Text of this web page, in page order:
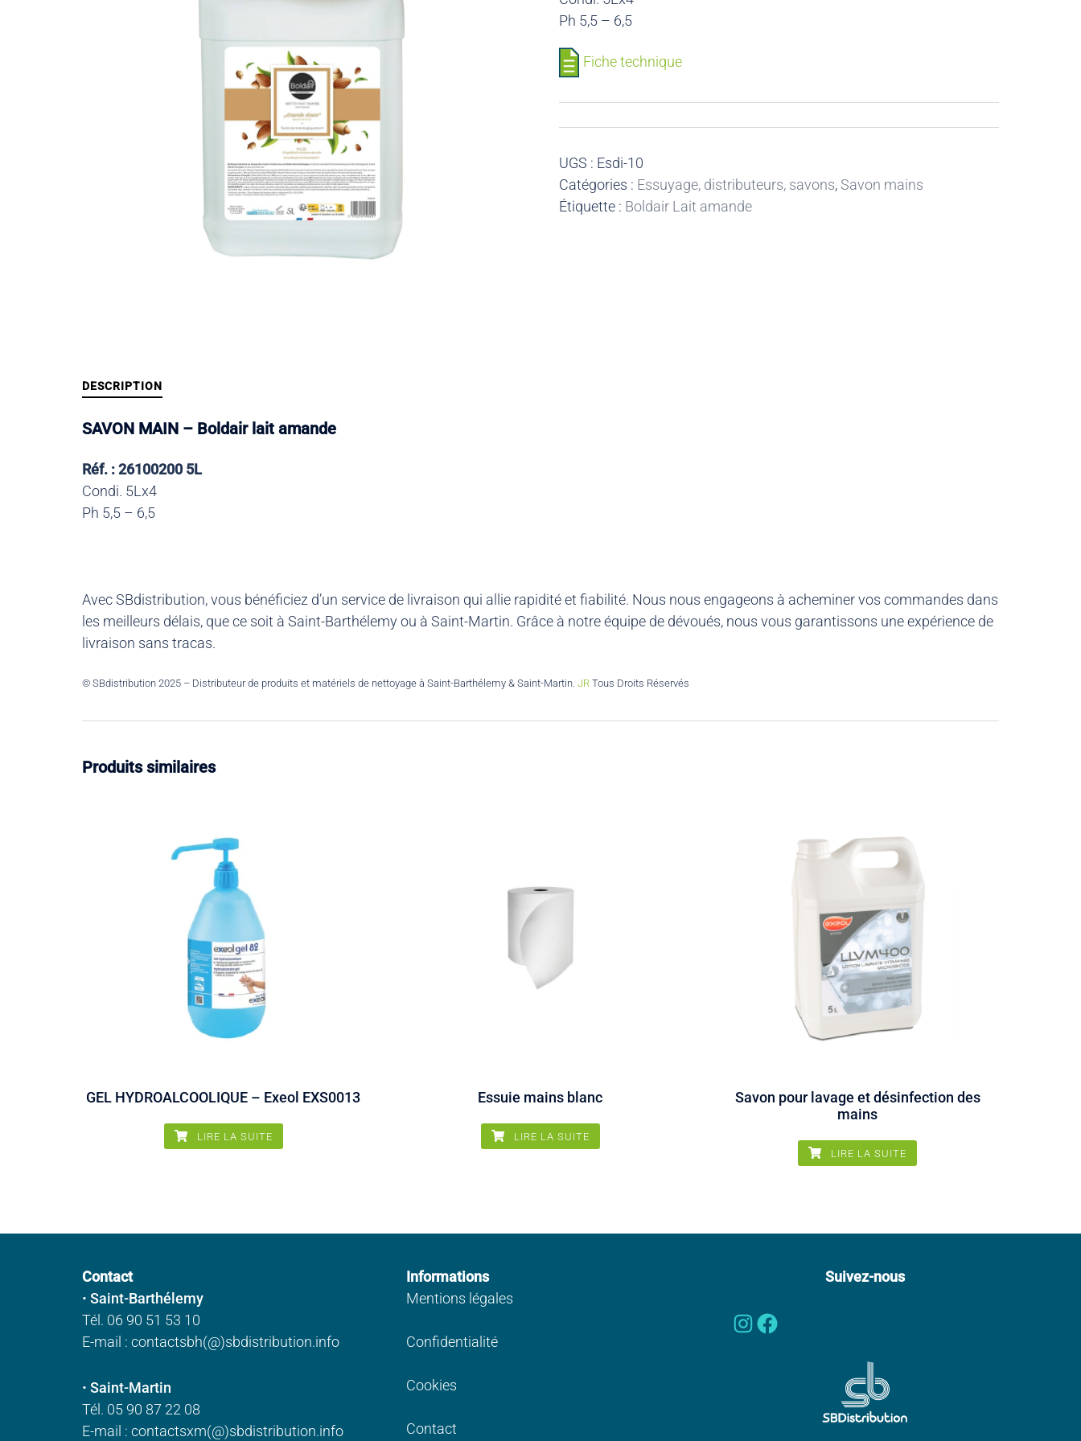
Ph 5,5 – 6,5
Fiche technique
UGS : Esdi-10
Catégories : Essuyage, distributeurs, savons,Savon mains
Étiquette : Boldair Lait amande
DESCRIPTION
SAVON MAIN – Boldair lait amande
Réf. : 26100200 5L
Condi. 5Lx4
Ph 5,5 – 6,5
Avec SBdistribution, vous bénéficiez d’un service de livraison qui allie rapidité et fiabilité. Nous nous engageons à acheminer vos commandes dans
les meilleurs délais, que ce soit à Saint-Barthélemy ou à Saint-Martin. Grâce à notre équipe de dévoués, nous vous garantissons une expérience de
livraison sans tracas.
© SBdistribution 2025 – Distributeur de produits et matériels de nettoyage à Saint-Barthélemy & Saint-Martin. JR Tous Droits Réservés
Produits similaires
GEL HYDROALCOOLIQUE – Exeol EXS0013
LIRE LA SUITE
Essuie mains blanc
LIRE LA SUITE
Savon pour lavage et désinfection des
mains
LIRE LA SUITE
Contact
• Saint-Barthélemy
Tél. 06 90 51 53 10
E-mail : contactsbh(@)sbdistribution.info
• Saint-Martin
Tél. 05 90 87 22 08
E-mail : contactsxm(@)sbdistribution.info
Informations
Mentions légales
Confidentialité
Cookies
Contact
Suivez-nous
Instagram
Facebook